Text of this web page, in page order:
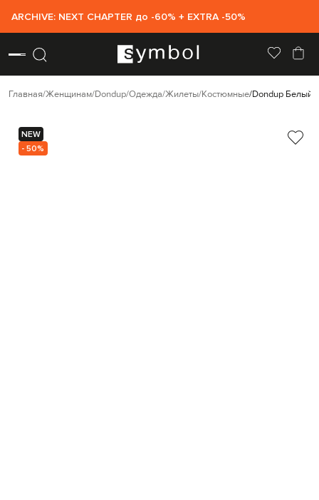
ARCHIVE: NEXT CHAPTER до -60% + EXTRA -50%
Главная Женщинам Dondup Одежда Жилеты Костюмные Dondup Белый
NEW
- 50%